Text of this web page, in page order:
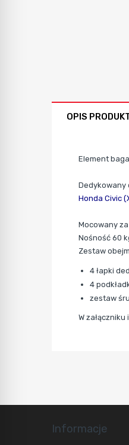
OPIS
Element
Dedykowany
Honda Civic
Mocowany
Nośność 60
Zestaw
4 łapki
4
zestaw
W
Informacje